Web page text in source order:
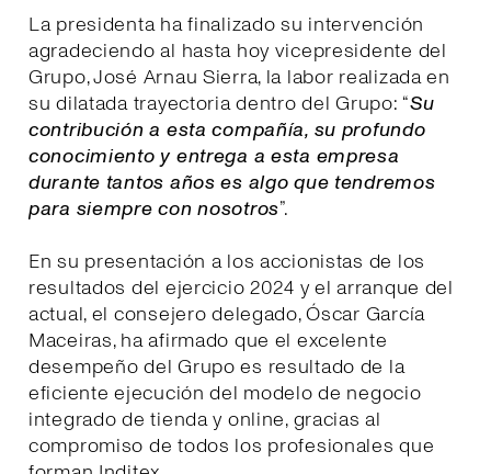
La presidenta ha finalizado su intervención
agradeciendo al hasta hoy vicepresidente del
Grupo, José Arnau Sierra, la labor realizada en
su dilatada trayectoria dentro del Grupo: “Su
contribución a esta compañía, su profundo
conocimiento y entrega a esta empresa
durante tantos años es algo que tendremos
para siempre con nosotros”.
En su presentación a los accionistas de los
resultados del ejercicio 2024 y el arranque del
actual, el consejero delegado, Óscar García
Maceiras, ha afirmado que el excelente
desempeño del Grupo es resultado de la
eficiente ejecución del modelo de negocio
integrado de tienda y online, gracias al
compromiso de todos los profesionales que